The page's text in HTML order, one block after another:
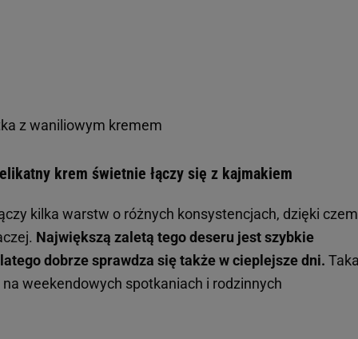
z waniliowym kremem
krem świetnie łączy się z kajmakiem
kilka warstw o różnych konsystencjach, dzięki
Największą zaletą tego deseru jest szybkie
dobrze sprawdza się także w cieplejsze dni.
weekendowych spotkaniach i rodzinnych